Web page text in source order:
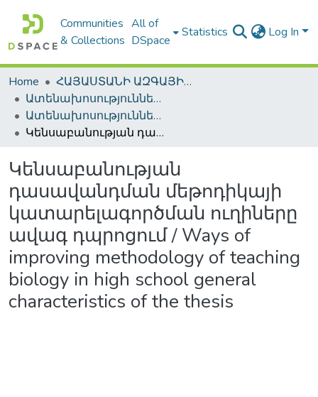
Communities
& Collections
All of
DSpace
Statistics Log In
Home
ՀԱՅԱՍՏԱՆԻ ԱԶԳԱՅԻՆ ԳՐԱԴԱՐԱՆԻ ԹՎԱՅԻՆ ՊԱՀՈՑ / DIGITAL REPOSITORY OF NLA
Ատենախոսություններ և սեղմագրեր / Theses & Abstracts
Ատենախոսություններ և սեղմագրեր / Theses & Abstracts
Կենսաբանության դասավանդման մեթոդիկայի կատարելագործման ուղիները ավագ դպրոցում / Ways of improving methodology of teaching biology in high school general characteristics of the thesis
Կենսաբանության
դասավանդման մեթոդիկայի
կատարելագործման ուղիները
ավագ դպրոցում / Ways of
improving methodology of teaching
biology in high school general
characteristics of the thesis